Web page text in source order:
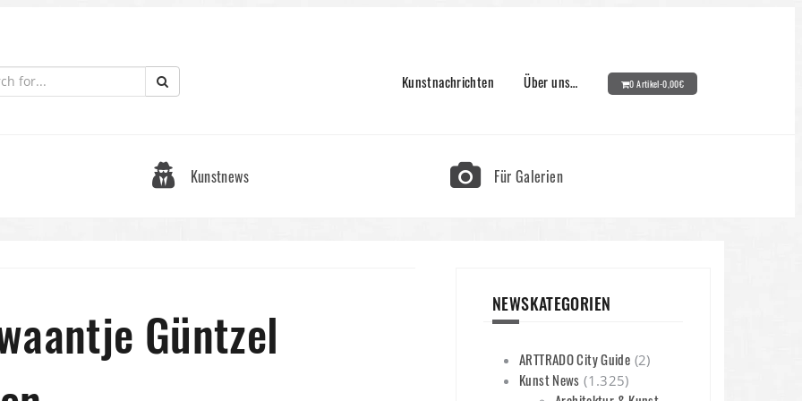
Kunstnachrichten Über uns… 0 Artikel-0,00€
Kunstnews Für Galerien
Güntzel
NEWSKATEGORIEN
ARTTRADO City Guide (2)
Kunst News (1.325)